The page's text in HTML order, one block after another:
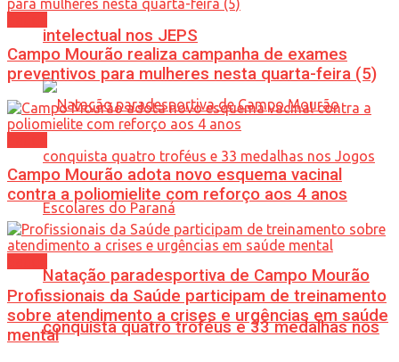
intelectual nos JEPS
Natação paradesportiva de Campo Mourão
conquista quatro troféus e 33 medalhas nos
Campo Mourão realiza campanha de exames
preventivos para mulheres nesta quarta-feira (5)
Campo Mourão adota novo esquema vacinal
contra a poliomielite com reforço aos 4 anos
Profissionais da Saúde participam de treinamento
sobre atendimento a crises e urgências em saúde
mental